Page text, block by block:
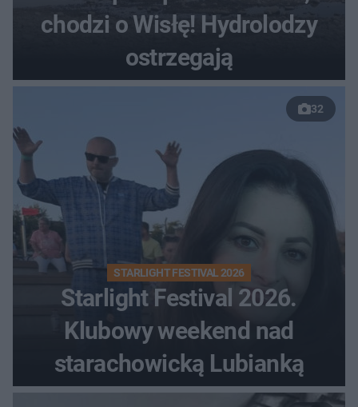
chodzi o Wisłę! Hydrolodzy
ostrzegają
32
STARLIGHT FESTIVAL 2026
Starlight Festival 2026.
Klubowy weekend nad
starachowicką Lubianką